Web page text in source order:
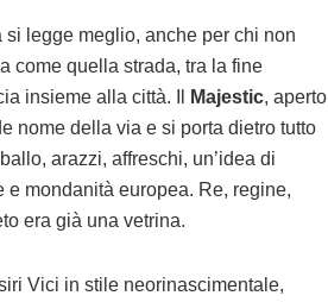
legge meglio, anche per chi non
come quella strada, tra la fine
insieme alla città. Il
Majestic, aperto
nome della via e si porta dietro tutto
arazzi, affreschi, un’idea di
mondanità europea. Re, regine,
era già una vetrina.
Vici in stile neorinascimentale,